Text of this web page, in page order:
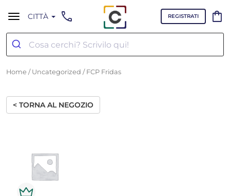
CITTÀ call REGISTRATI shopping_bag
Home / Uncategorized / FCP Fridas
< TORNA AL NEGOZIO